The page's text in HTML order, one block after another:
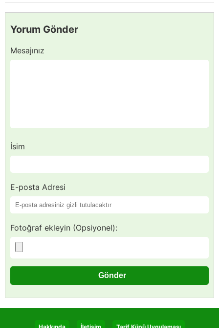
Yorum Gönder
Mesajınız
İsim
E-posta Adresi
Fotoğraf ekleyin (Opsiyonel):